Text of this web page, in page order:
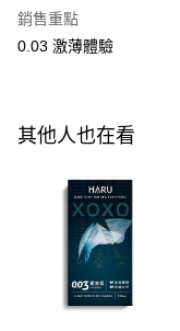
１．於結帳方式選擇「
結帳頁面，進行簡訊認證
※ 請注意：結帳手續完成
購買商品的店家。未經商
※ 交易是否成功請以「
是否繳費成功／繳費後
客戶支援中心」https://
【注意事項】
１．透過由恩沛科技股
易，需依本服務之必要
付款後全家取貨
每筆NT$100，滿
付款後萊爾富取貨
每筆NT$100，滿
7-11付款取貨
每筆NT$100，滿
銷售重點
0.03 激薄體驗
其他人也在看